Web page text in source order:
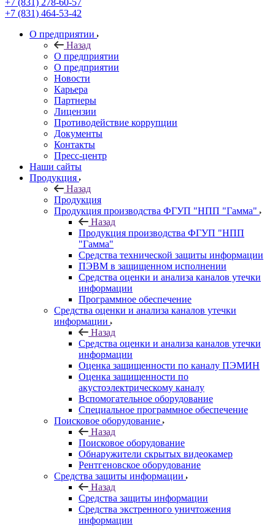
+7 (831) 278-60-57
+7 (831) 464-53-42
О предприятии
Назад
О предприятии
О предприятии
Новости
Карьера
Партнеры
Лицензии
Противодействие коррупции
Документы
Контакты
Пресс-центр
Наши сайты
Продукция
Назад
Продукция
Продукция производства ФГУП "НПП "Гамма"
Назад
Продукция производства ФГУП "НПП
"Гамма"
Средства технической защиты информации
ПЭВМ в защищенном исполнении
Средства оценки и анализа каналов утечки
информации
Программное обеспечение
Средства оценки и анализа каналов утечки
информации
Назад
Средства оценки и анализа каналов утечки
информации
Оценка защищенности по каналу ПЭМИН
Оценка защищенности по
акустоэлектрическому каналу
Вспомогательное оборудование
Специальное программное обеспечение
Поисковое оборудование
Назад
Поисковое оборудование
Обнаружители скрытых видеокамер
Рентгеновское оборудование
Средства защиты информации
Назад
Средства защиты информации
Средства экстренного уничтожения
информации